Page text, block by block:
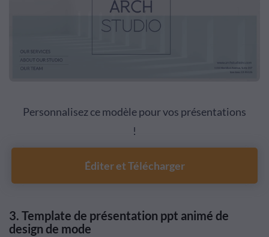
Personnalisez ce modèle pour vos présentations
!
Éditer et Télécharger
3. Template de présentation ppt animé de
design de mode